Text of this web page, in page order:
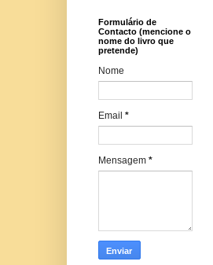
Formulário de
Contacto (mencione o
nome do livro que
pretende)
Nome
Email *
Mensagem *